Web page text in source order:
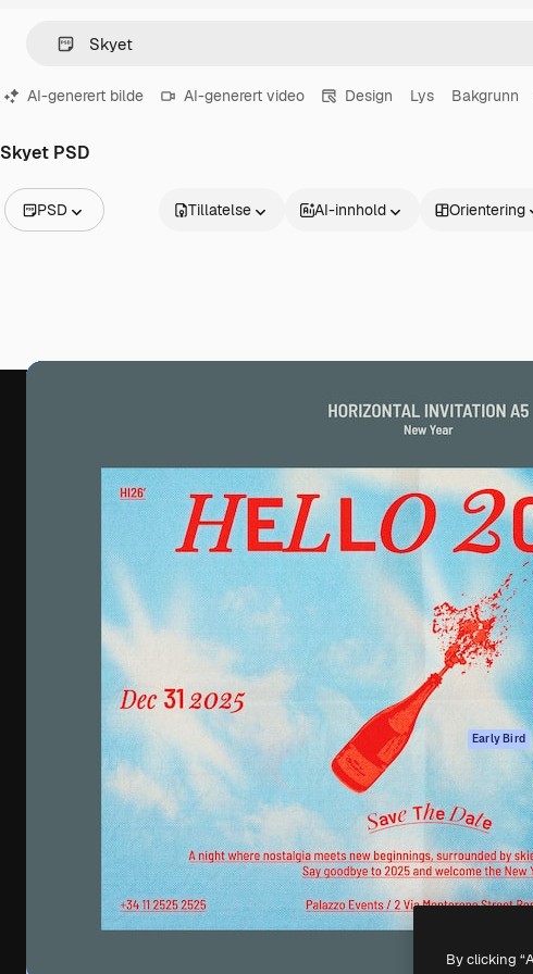
AI-generert bilde AI-generert video Design Lys Bakgrunn
Skyet PSD
PSD
Videoer
Tillatelse AI-innhold Orientering
Den kreative plattformen for å lede ditt
beste arbeid. Mer enn 1 million abonnenter
blant kreative, selskaper, byråer og studioer.
Produkter
Spaces
AI-assistent
AI Image
AI-
AI-
stemmegenerator
Arkivinnhold
MCP for
Claude/ChatGPT
Agenter Early Bird
Mobilapp
Alle Magnific-
verktøy
Copyright © 2010-2026 Freepik Company S.L.U.Alle rettigheter
By clicking